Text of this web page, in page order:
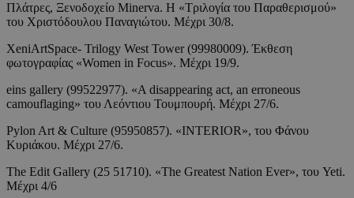
Πλάτρες, Ξενοδοχείο Minerva. Η «Τριλογία του Παραθερισμού»
του Χριστόδουλου Παναγιώτου. Μέχρι 30/8.
XeniArtSpace- Trilogy West Tower (99980009). Έκθεση
φωτογραφίας «Women in Focus». Μέχρι 19/9.
eins gallery (99522977). «A disappearing act, an erroneous
camouflaging» του Λεόντιου Τουμπουρή. Μέχρι 27/6.
Pylon Art & Culture (95950857). «INTERIOR», του Φάνου
Κυριάκου. Μέχρι 27/6.
The Edit Gallery (25 51710). «The Greatest Nation Ever», του Yeti.
Μέχρι 4/6